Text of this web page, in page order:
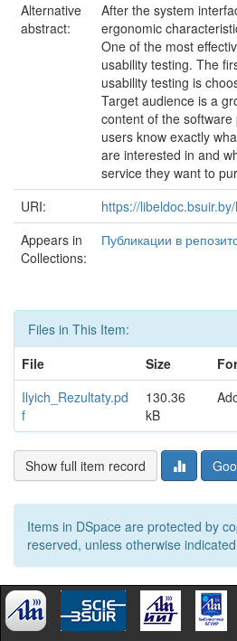
Alternative
abstract:
After the system
ergonomic
One of the most
usability testing. The
usability testing is
Target audience is a
content of the
users know exactly
are interested in and
service they want to
URI:
https://
Appears in
Collections:
Публикации в
Files in This Item:
File
Size
Ilyich_Rezultaty.pd
f
130.36
kB
Show full item record
Items in DSpace are protected by
reserved, unless otherwise